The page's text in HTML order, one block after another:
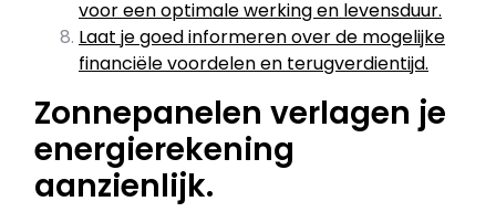
voor een optimale werking en levensduur.
Laat je goed informeren over de mogelijke
financiële voordelen en terugverdientijd.
Zonnepanelen verlagen je
energierekening
aanzienlijk.